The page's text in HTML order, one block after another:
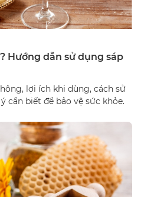
Hướng dẫn sử dụng sáp
lợi ích khi dùng, cách sử
cần biết để bảo vệ sức khỏe.